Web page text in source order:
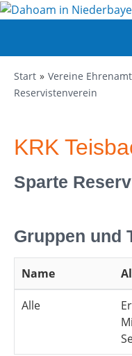
Start Vereine Ehrenamt
Reservistenverein
KRK
Sparte
Gruppen und
Name
Alle